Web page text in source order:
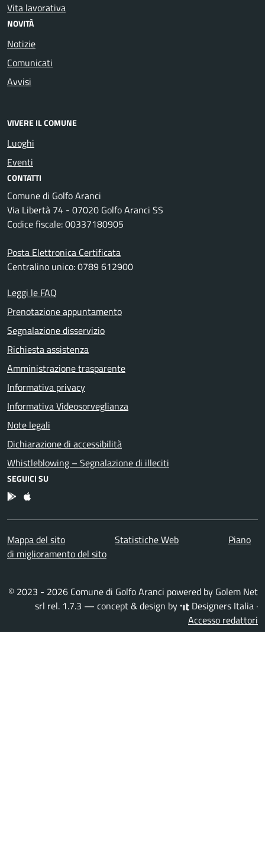
Vita lavorativa
NOVITÀ
Notizie
Comunicati
Avvisi
VIVERE IL COMUNE
Luoghi
Eventi
CONTATTI
Comune di Golfo Aranci
Via Libertà 74 - 07020 Golfo Aranci SS
Codice fiscale: 00337180905
Posta Elettronica Certificata
Centralino unico: 0789 612900
Leggi le FAQ
Prenotazione appuntamento
Segnalazione disservizio
Richiesta assistenza
Amministrazione trasparente
Informativa privacy
Informativa Videosorveglianza
Note legali
Dichiarazione di accessibilità
Whistleblowing – Segnalazione di illeciti
SEGUICI SU
App Android
App IOS
Mappa del sito Statistiche Web
Piano
di miglioramento del sito
© 2023 - 2026 Comune di Golfo Aranci powered by Golem Net
srl rel. 1.7.3 — concept & design by Designers Italia ·
Accesso redattori